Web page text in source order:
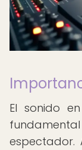
El sonido
espectador.